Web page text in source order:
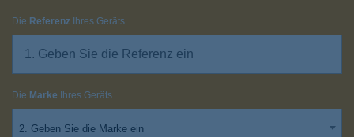
Die Referenz Ihres Geräts
Die Marke Ihres Geräts
2. Geben Sie die Marke ein